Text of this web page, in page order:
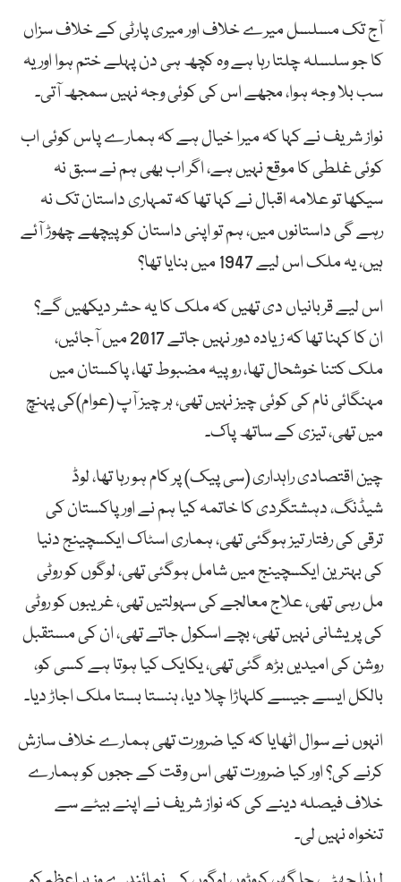
آج تک مسلسل میرے خلاف اور میری پارٹی کے خلاف سزاں
کا جو سلسلہ چلتا رہا ہے وہ کچھ ہی دن پہلے ختم ہوا اور یہ
سب بلا وجہ ہوا، مجھے اس کی کوئی وجہ نہیں سمجھ آتی۔
نواز شریف نے کہا کہ میرا خیال ہے کہ ہمارے پاس کوئی اب
کوئی غلطی کا موقع نہیں ہے، اگر اب بھی ہم نے سبق نہ
سیکھا تو علامہ اقبال نے کہا تھا کہ تمہاری داستان تک نہ
رہے گی داستانوں میں، ہم تو اپنی داستان کو پیچھے چھوڑ آئے
ہیں، یہ ملک اس لیے 1947 میں بنایا تھا؟
اس لیے قربانیاں دی تھیں کہ ملک کا یہ حشر دیکھیں گے؟
ان کا کہنا تھا کہ زیادہ دور نہیں جاتے 2017 میں آجائیں،
ملک کتنا خوشحال تھا، روپیہ مضبوط تھا، پاکستان میں
مہنگائی نام کی کوئی چیز نہیں تھی، ہر چیز آپ (عوام)کی پہنچ
میں تھی، تیزی کے ساتھ پاک۔
چین اقتصادی راہداری (سی پیک) پر کام ہو رہا تھا، لوڈ
شیڈنگ، دہشتگردی کا خاتمہ کیا ہم نے اور پاکستان کی
ترقی کی رفتار تیز ہوگئی تھی، ہماری اسٹاک ایکسچینج دنیا
کی بہترین ایکسچینج میں شامل ہوگئی تھی، لوگوں کو روٹی
مل رہی تھی، علاج معالجے کی سہولتیں تھی، غریبوں کو روٹی
کی پریشانی نہیں تھی، بچے اسکول جاتے تھی، ان کی مستقبل
روشن کی امیدیں بڑھ گئی تھی، یکایک کیا ہوتا ہے کسی کو،
بالکل ایسے جیسے کلہاڑا چلا دیا، ہنستا بستا ملک اجاڑ دیا۔
انہوں نے سوال اٹھایا کہ کیا ضرورت تھی ہمارے خلاف سازش
کرنے کی؟ اور کیا ضرورت تھی اس وقت کے ججوں کو ہمارے
خلاف فیصلہ دینے کی کہ نواز شریف نے اپنے بیٹے سے
تنخواہ نہیں لی۔